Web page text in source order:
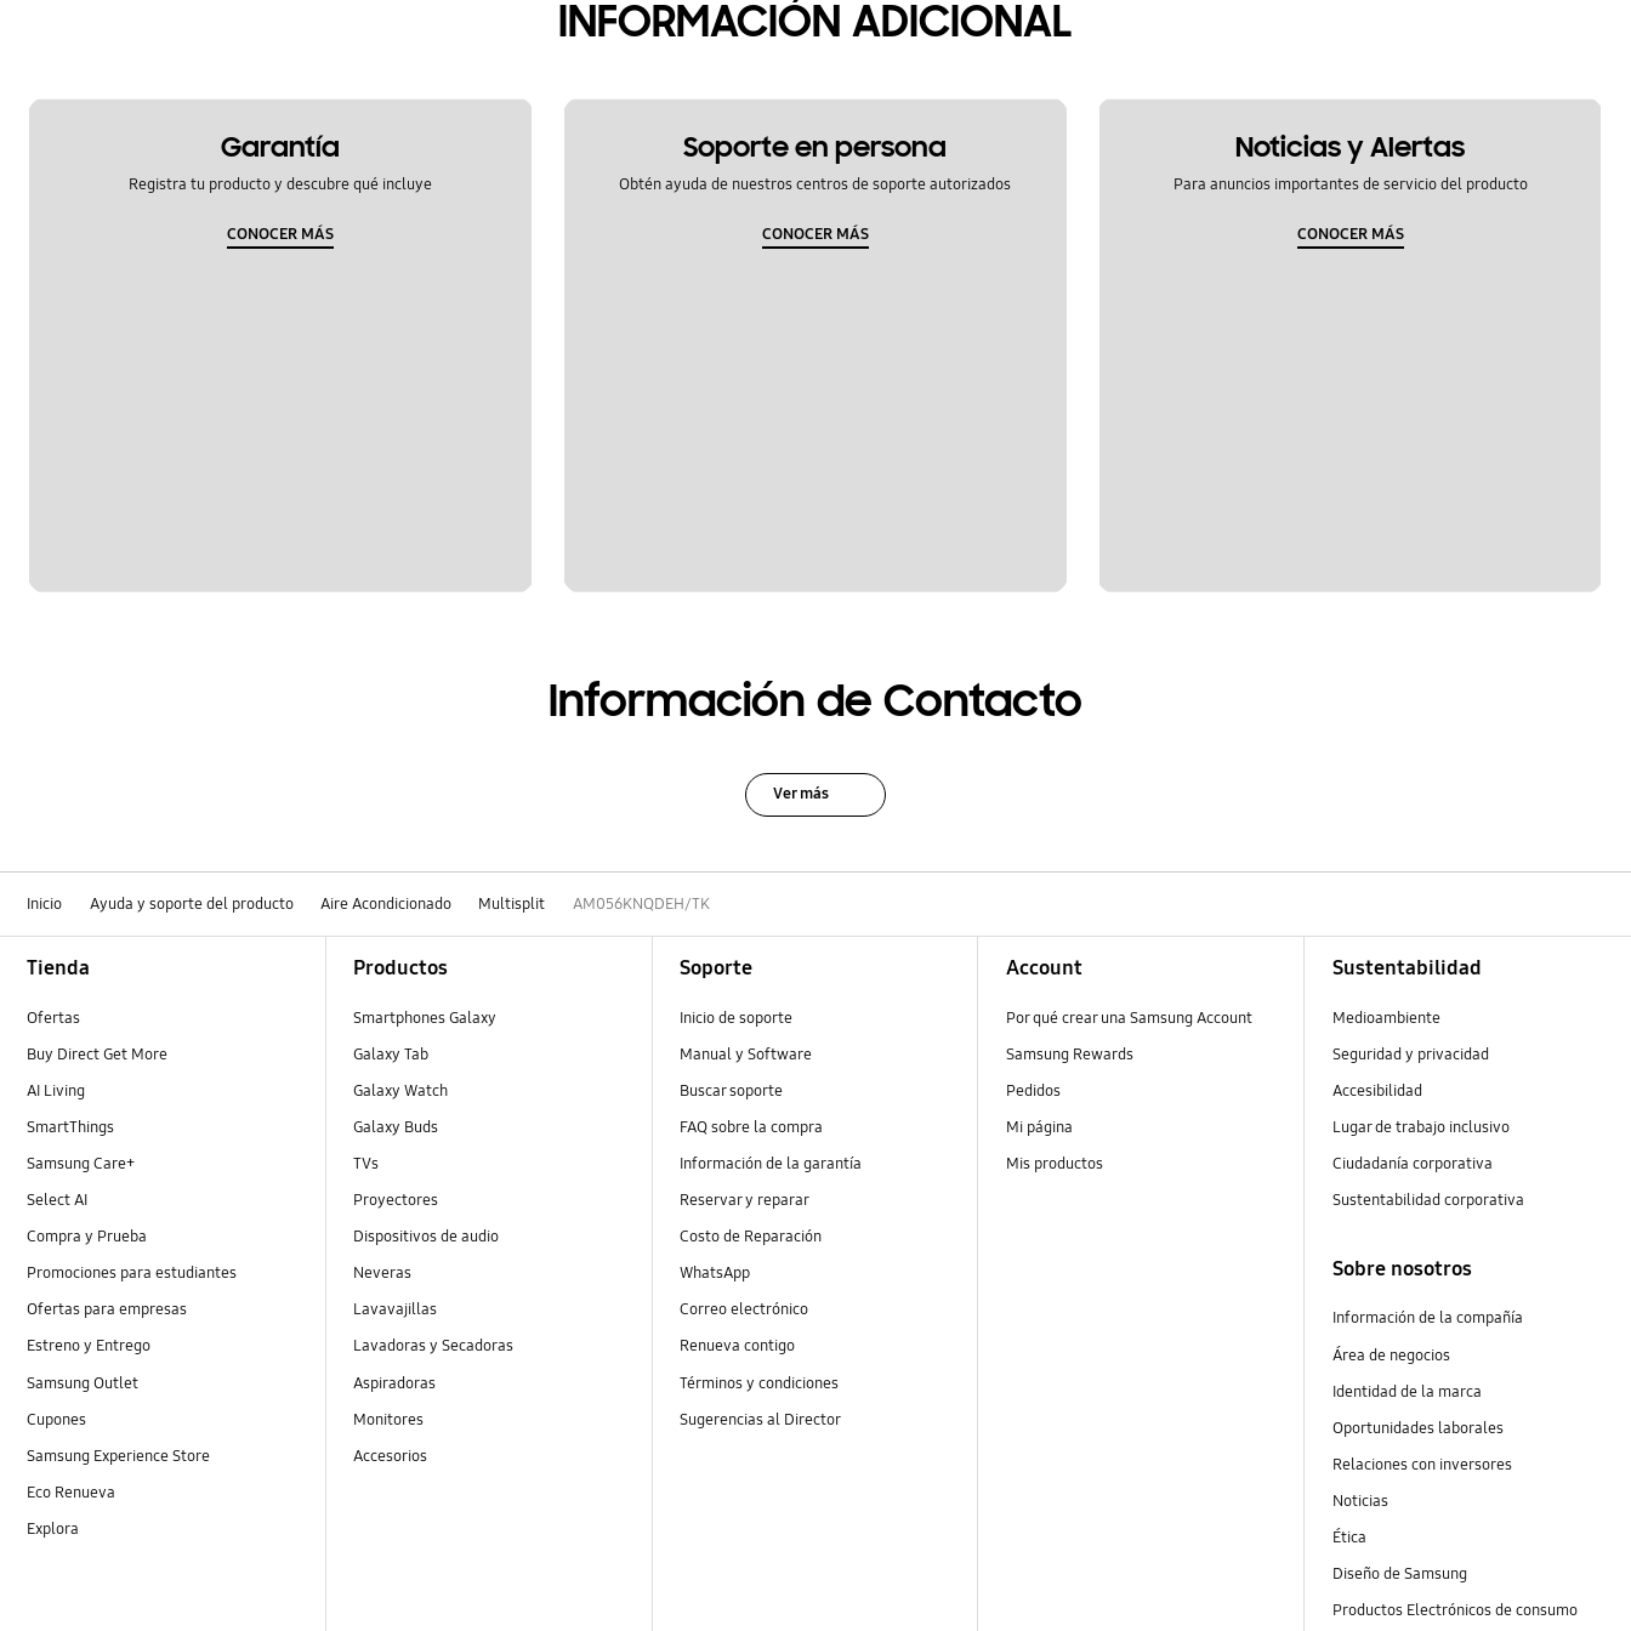
INFORMACIÓN ADICIONAL
Garantía
Registra tu producto y descubre qué incluye
CONOCER MÁS
Soporte en persona
Obtén ayuda de nuestros centros de soporte autorizados
CONOCER MÁS
Noticias y Alertas
Para anuncios importantes de servicio del producto
CONOCER MÁS
Información de Contacto
Ver más
Inicio Ayuda y soporte del producto Aire Acondicionado Multisplit AM056KNQDEH/TK
Tienda
Ofertas
Buy Direct Get More
AI Living
SmartThings
Samsung Care+
Select AI
Compra y Prueba
Promociones para estudiantes
Ofertas para empresas
Estreno y Entrego
Samsung Outlet
Cupones
Samsung Experience Store
Eco Renueva
Explora
Productos
Smartphones Galaxy
Galaxy Tab
Galaxy Watch
Galaxy Buds
TVs
Proyectores
Dispositivos de audio
Neveras
Lavavajillas
Lavadoras y Secadoras
Aspiradoras
Monitores
Accesorios
Soporte
Inicio de soporte
Manual y Software
Buscar soporte
FAQ sobre la compra
Información de la garantía
Reservar y reparar
Costo de Reparación
WhatsApp
Correo electrónico
Renueva contigo
Términos y condiciones
Sugerencias al Director
Account
Por qué crear una Samsung Account
Samsung Rewards
Pedidos
Mi página
Mis productos
Sustentabilidad
Medioambiente
Seguridad y privacidad
Accesibilidad
Lugar de trabajo inclusivo
Ciudadanía corporativa
Sustentabilidad corporativa
Sobre nosotros
Información de la compañía
Área de negocios
Identidad de la marca
Oportunidades laborales
Relaciones con inversores
Noticias
Ética
Diseño de Samsung
Productos Electrónicos de consumo